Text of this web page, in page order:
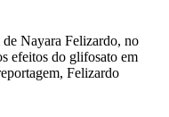
Nayara Felizardo, no
efeitos do glifosato em
Felizardo